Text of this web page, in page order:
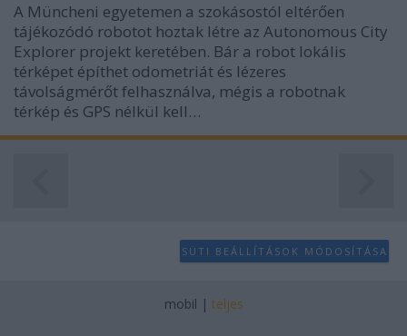
A Müncheni egyetemen a szokásostól eltérően
tájékozódó robotot hoztak létre az Autonomous City
Explorer projekt keretében. Bár a robot lokális
térképet építhet odometriát és lézeres
távolságmérőt felhasználva, mégis a robotnak
térkép és GPS nélkül kell…
SÜTI BEÁLLÍTÁSOK MÓDOSÍTÁSA
mobil | teljes